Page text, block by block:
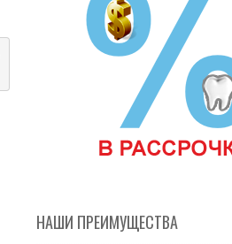
НАШИ ПРЕИМУЩЕСТВА